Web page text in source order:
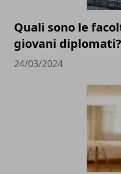
Quali sono le
giovani diplomati?
24/03/2024